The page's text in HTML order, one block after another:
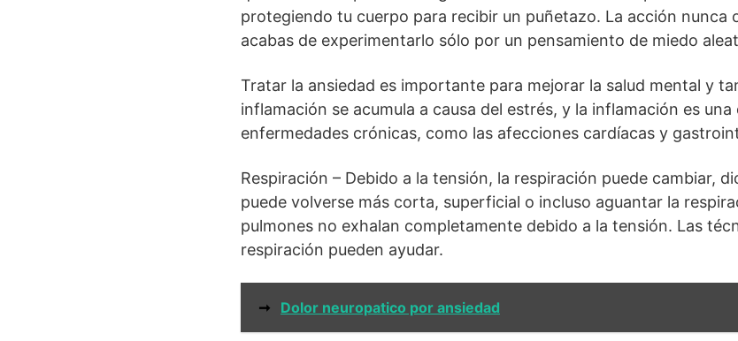
protegiendo tu cuerpo para recibir un puñetazo. La acción nunca
acabas de experimentarlo sólo por un pensamiento de miedo
Tratar la ansiedad es importante para mejorar la salud mental y
inflamación se acumula a causa del estrés, y la inflamación es
enfermedades crónicas, como las afecciones cardíacas y
Respiración – Debido a la tensión, la respiración puede cambiar,
puede volverse más corta, superficial o incluso aguantar la
pulmones no exhalan completamente debido a la tensión. Las
respiración pueden ayudar.
➞ Dolor neuropatico por ansiedad